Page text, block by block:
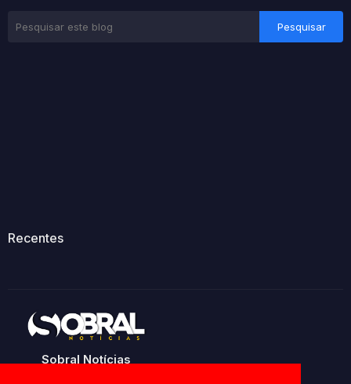
Recentes
Sobral Notícias